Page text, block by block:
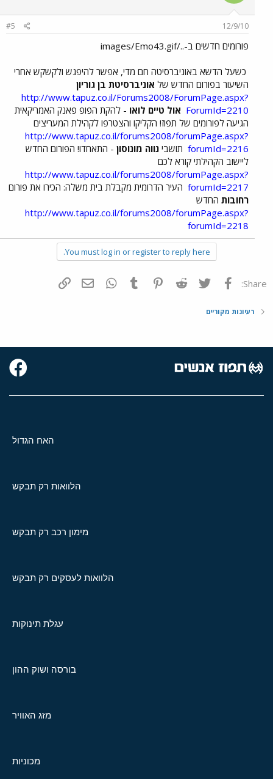
12/9/10
#5
פורומים חדשים ב-../images/Emo43.gif
כשעל הדשא באוניברסיטה חם מדי, אפשר להיפגש ולקשקש אחרי
השיעור בפורום החדש של אוניברסיטת בן גוריון
http://www.tapuz.co.il/Forums2008/ForumPage.aspx?
ForumId=2210 אול טיים לואו - להקת הפופ פאנק האמריקאית
הגיעה לפורומים של תפוז! הקליקו והצטרפו לקהילת המעריצים
http://www.tapuz.co.il/forums2008/forumPage.aspx?
forumId=2216 תושבי נווה מונוסון - התאחדו! הפורום החדש
ליישוב הקהילתי קורא לכם
http://www.tapuz.co.il/forums2008/forumPage.aspx?
forumId=2217 העיר הדרומית מקבלת בית משלה: הכירו את פורום
רחובות החדש
http://www.tapuz.co.il/forums2008/forumPage.aspx?
forumId=2218
You must log in or register to reply here.
Share: פייסבוק Twitter
Reddit
Pinterest
Tumblr
WhatsAppדואר אלקטרוני
רעיונות מקוריים
האח הגדול
הלוואות רק תבקש
מימון רכב רק תבקש
הלוואות לעסקים רק תבקש
עגלת תינוקות
בורסה ושוק ההון
מזג האוויר
מכוניות